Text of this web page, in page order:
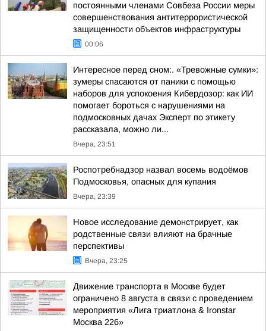
постоянными членами Совбеза России меры
совершенствования антитеррористической
защищенности объектов инфраструктуры
00:06
Интересное перед сном:. «Тревожные сумки»:
зумеры спасаются от паники с помощью
наборов для успокоения Кибердозор: как ИИ
помогает бороться с нарушениями на
подмосковных дачах Эксперт по этикету
рассказала, можно ли...
Вчера, 23:51
Роспотребнадзор назвал восемь водоёмов
Подмосковья, опасных для купания
Вчера, 23:39
Новое исследование демонстрирует, как
родственные связи влияют на брачные
перспективы
Вчера, 23:25
Движение транспорта в Москве будет
ограничено 8 августа в связи с проведением
мероприятия «Лига триатлона & Ironstar
Москва 226»